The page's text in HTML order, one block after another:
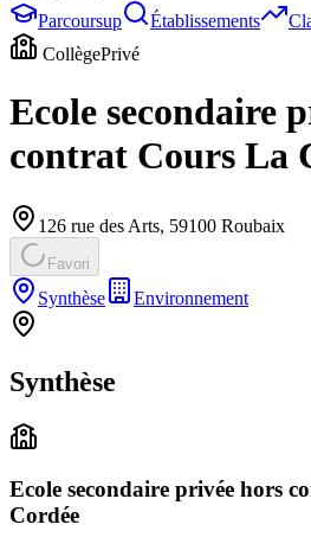
Parcoursup Établissements
CollègePrivé
Ecole secondaire
contrat Cours La
126 rue des Arts, 59100 Roubaix
Favori
Synthèse Environnement
Synthèse
Ecole secondaire privée hors
Cordée